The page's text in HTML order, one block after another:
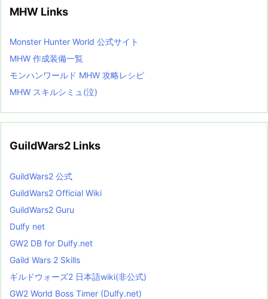
MHW Links
Monster Hunter World 公式サイト
MHW 作成装備一覧
モンハンワールド MHW 攻略レシピ
MHW スキルシミュ(泣)
GuildWars2 Links
GuildWars2 公式
GuildWars2 Official Wiki
GuildWars2 Guru
Dulfy net
GW2 DB for Dulfy.net
Gaild Wars 2 Skills
ギルドウォーズ2 日本語wiki(非公式)
GW2 World Boss Timer (Dulfy.net)